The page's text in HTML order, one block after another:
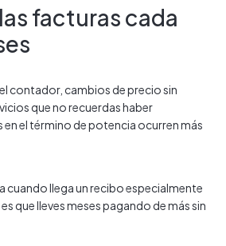
facturas cada
contador, cambios de precio sin
que no recuerdas haber
el término de potencia ocurren más
cuando llega un recibo especialmente
que lleves meses pagando de más sin